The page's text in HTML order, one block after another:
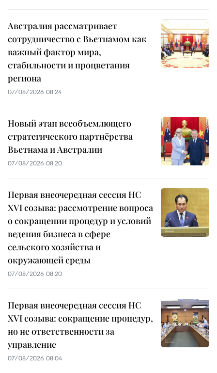
Австралия рассматривает
сотрудничество с Вьетнамом как
важный фактор мира,
стабильности и процветания
региона
07/08/2026 08:24
Новый этап всеобъемлющего
стратегического партнёрства
Вьетнама и Австралии
07/08/2026 08:20
Первая внеочередная сессия НС
XVI созыва: рассмотрение вопроса
о сокращении процедур и условий
ведения бизнеса в сфере
сельского хозяйства и
окружающей среды
07/08/2026 08:20
Первая внеочередная сессия НС
XVI созыва: сокращение процедур,
но не ответственности за
управление
07/08/2026 08:04